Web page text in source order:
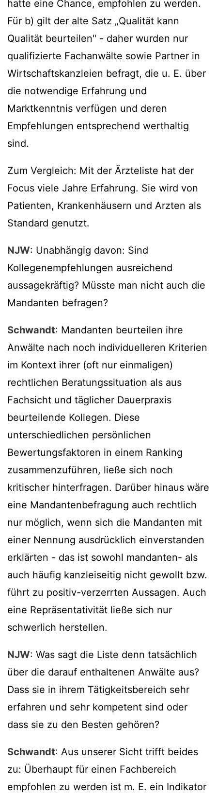
hatte eine Chance, empfohlen zu werden.
Für b) gilt der alte Satz „Qualität kann
Qualität beurteilen" - daher wurden nur
qualifizierte Fachanwälte sowie Partner in
Wirtschaftskanzleien befragt, die u. E. über
die notwendige Erfahrung und
Marktkenntnis verfügen und deren
Empfehlungen entsprechend werthaltig
sind.
Zum Vergleich: Mit der Ärzteliste hat der
Focus viele Jahre Erfahrung. Sie wird von
Patienten, Krankenhäusern und Arzten als
Standard genutzt.
NJW: Unabhängig davon: Sind
Kollegenempfehlungen ausreichend
aussagekräftig? Müsste man nicht auch die
Mandanten befragen?
Schwandt: Mandanten beurteilen ihre
Anwälte nach noch individuelleren Kriterien
im Kontext ihrer (oft nur einmaligen)
rechtlichen Beratungssituation als aus
Fachsicht und täglicher Dauerpraxis
beurteilende Kollegen. Diese
unterschiedlichen persönlichen
Bewertungsfaktoren in einem Ranking
zusammenzuführen, ließe sich noch
kritischer hinterfragen. Darüber hinaus wäre
eine Mandantenbefragung auch rechtlich
nur möglich, wenn sich die Mandanten mit
einer Nennung ausdrücklich einverstanden
erklärten - das ist sowohl mandanten- als
auch häufig kanzleiseitig nicht gewollt bzw.
führt zu positiv-verzerrten Aussagen. Auch
eine Repräsentativität ließe sich nur
schwerlich herstellen.
NJW: Was sagt die Liste denn tatsächlich
über die darauf enthaltenen Anwälte aus?
Dass sie in ihrem Tätigkeitsbereich sehr
erfahren und sehr kompetent sind oder
dass sie zu den Besten gehören?
Schwandt: Aus unserer Sicht trifft beides
zu: Überhaupt für einen Fachbereich
empfohlen zu werden ist m. E. ein Indikator